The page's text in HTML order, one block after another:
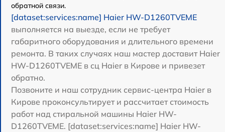
обратной связи.
[dataset:services:name] Haier HW-D1260TVEME
выполняется на выезде, если не требует
габаритного оборудования и длительного времени
ремонта. В таких случаях наш мастер доставит Haier
HW-D1260TVEME в сц Haier в Кирове и привезет
обратно.
Позвоните и наш сотрудник сервис-центра Haier в
Кирове проконсультирует и рассчитает стоимость
работ над стиральной машины Haier HW-
D1260TVEME. [dataset:services:name] Haier HW-